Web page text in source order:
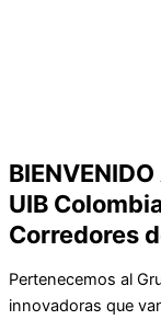
BIENVENIDO
UIB
Corredores
Pertenecemos al
innovadoras que